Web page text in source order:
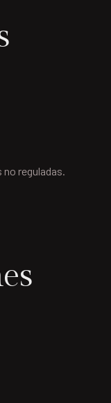
reguladas.